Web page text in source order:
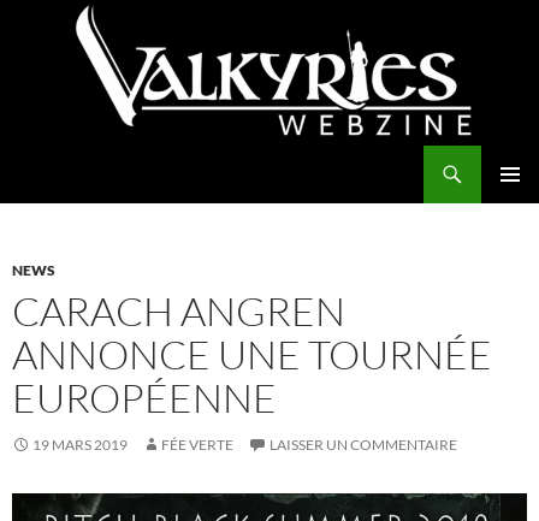
NEWS
CARACH ANGREN
ANNONCE UNE TOURNÉE
EUROPÉENNE
19 MARS 2019 FÉE VERTE LAISSER UN COMMENTAIRE